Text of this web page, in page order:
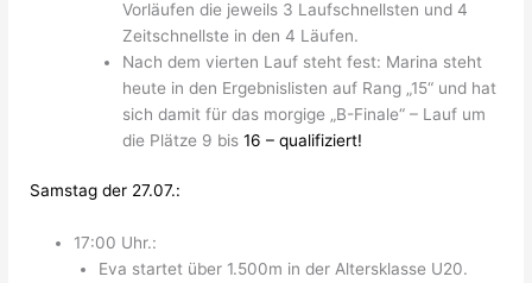
Vorläufen die jeweils 3 Laufschnellsten und 4
Zeitschnellste in den 4 Läufen.
Nach dem vierten Lauf steht fest: Marina steht
heute in den Ergebnislisten auf Rang „15“ und hat
sich damit für das morgige „B-Finale“ – Lauf um
die Plätze 9 bis16 – qualifiziert!
Samstag der 27.07.:
17:00 Uhr.:
Eva startet über 1.500m in der Altersklasse U20.